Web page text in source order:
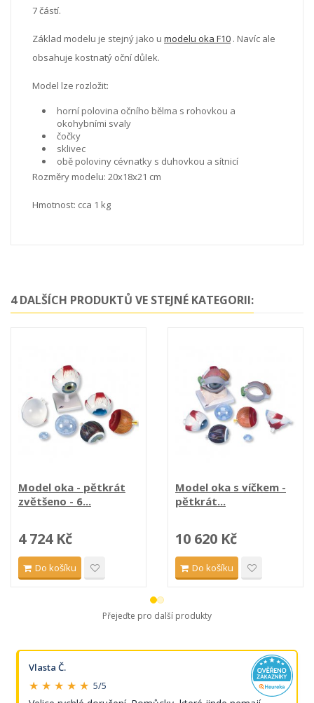
7 částí.
Základ modelu je stejný jako u modelu oka F10 . Navíc ale
obsahuje kostnatý oční důlek.
Model lze rozložit:
horní polovina očního bělma s rohovkou a
okohybními svaly
čočky
sklivec
obě poloviny cévnatky s duhovkou a sítnicí
Rozměry modelu: 20x18x21 cm
Hmotnost: cca 1 kg
4 DALŠÍCH PRODUKTŮ VE STEJNÉ KATEGORII:
Model oka - pětkrát
zvětšeno - 6...
4 724 Kč
Do košíku
Model oka s víčkem -
pětkrát...
10 620 Kč
Do košíku
Přejeďte pro další produkty
Vlasta Č.
★ ★ ★ ★ ★ 5/5